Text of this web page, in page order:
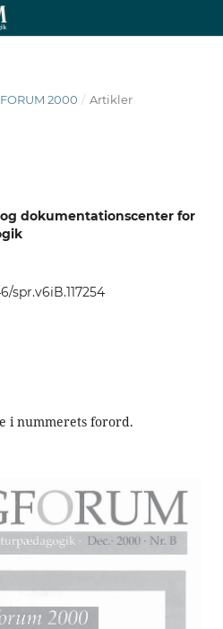
2000 / Artikler
dokumentationscenter for
spr.v6iB.117254
i nummerets forord.